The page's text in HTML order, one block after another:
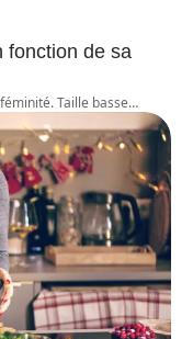
fonction de sa
Taille basse…